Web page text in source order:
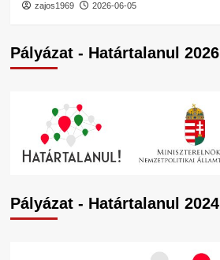
zajos1969 2026-06-05
Pályázat - Határtalanul 2026
Pályázat - Határtalanul 2024